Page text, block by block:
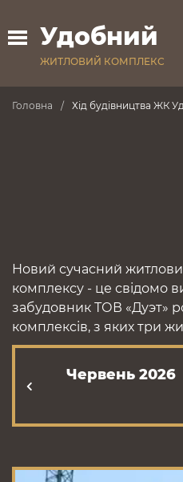
Удобний
ЖИТЛОВИЙ КОМПЛЕКС
Головна Хід будівництва ЖК
Новий сучасний
комплексу - це свідомо
забудовник ТОВ «Дуэт»
комплексів, з яких три
Червень 2026